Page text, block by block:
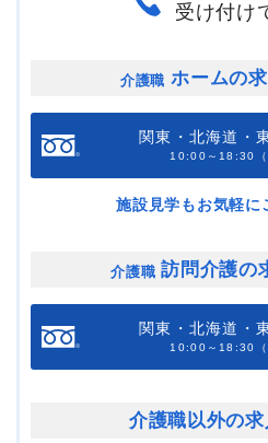
受け付け
介護職 ホームの
関東・北海道・
10:00～18:30（
施設見学もお気軽に
介護職 訪問介護の
関東・北海道・
10:00～18:30（
介護職以外の求